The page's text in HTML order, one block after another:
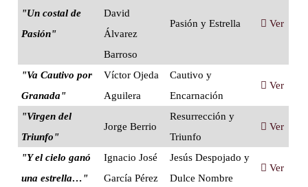
"Un costal de
Pasión"
David
Álvarez
Barroso
Pasión y Estrella Ver
"Va Cautivo por
Granada"
Víctor Ojeda
Aguilera
Cautivo y
Encarnación
Ver
"Virgen del
Triunfo"
Jorge Berrio
Resurrección y
Triunfo
Ver
"Y el cielo ganó
una estrella…"
Ignacio José
García Pérez
Jesús Despojado y
Dulce Nombre
Ver